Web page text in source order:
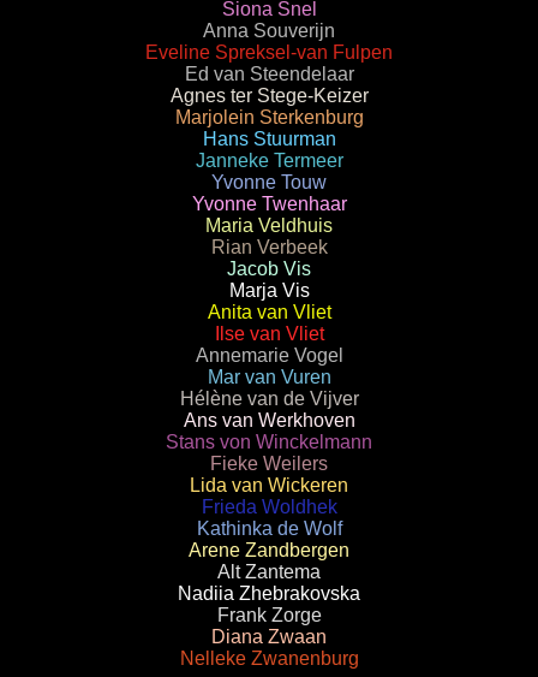
Siona Snel
Anna Souverijn
Eveline Spreksel-van Fulpen
Ed van Steendelaar
Agnes ter Stege-Keizer
Marjolein Sterkenburg
Hans Stuurman
Janneke Termeer
Yvonne Touw
Yvonne Twenhaar
Maria Veldhuis
Rian Verbeek
Jacob Vis
Marja Vis
Anita van Vliet
Ilse van Vliet
Annemarie Vogel
Mar van Vuren
Hélène van de Vijver
Ans van Werkhoven
Stans von Winckelmann
Fieke Weilers
Lida van Wickeren
Frieda Woldhek
Kathinka de Wolf
Arene Zandbergen
Alt Zantema
Nadiia Zhebrakovska
Frank Zorge
Diana Zwaan
Nelleke Zwanenburg